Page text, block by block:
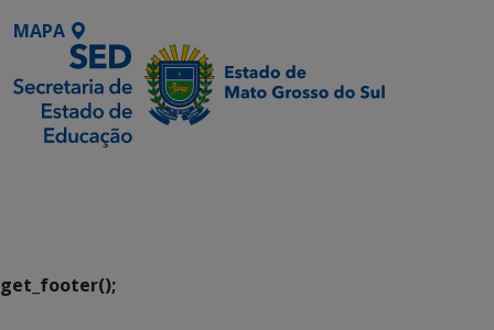
MAPA
get_footer();